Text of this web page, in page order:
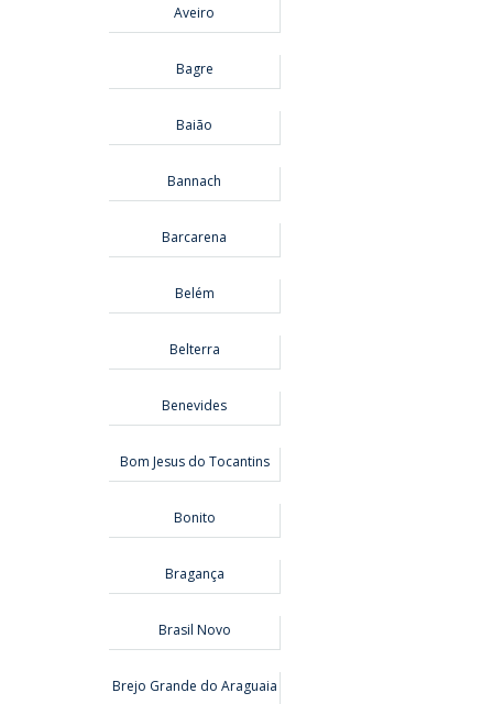
Aveiro
Bagre
Baião
Bannach
Barcarena
Belém
Belterra
Benevides
Bom Jesus do Tocantins
Bonito
Bragança
Brasil Novo
Brejo Grande do Araguaia